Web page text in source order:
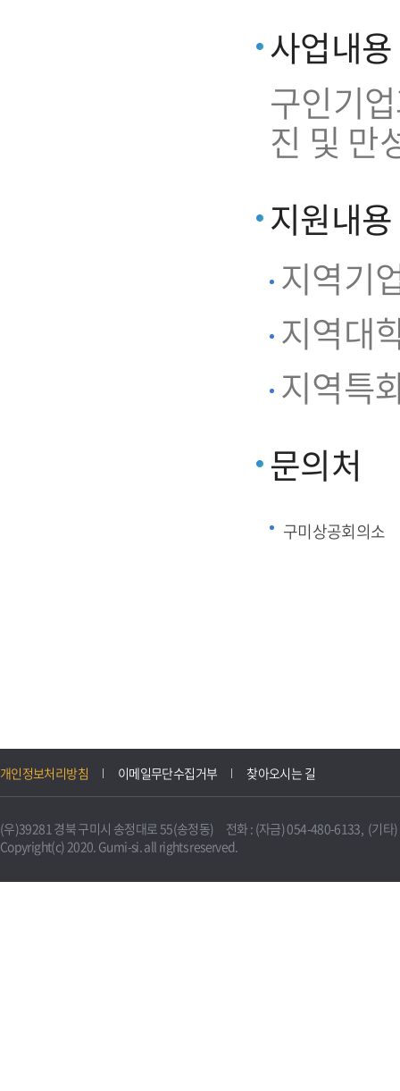
사업내용
구인기
진 및 만
지원내용
지역기
지역대
지역특
문의처
구미상공회의소
개인정보처리방침 이메일무단수집거부 찾아오시는 길
(우)39281 경북 구미시 송정대로 55(송정동) 전화 : (자금) 054-480-6133, (기타
Copyright(c) 2020. Gumi-si. all rights reserved.